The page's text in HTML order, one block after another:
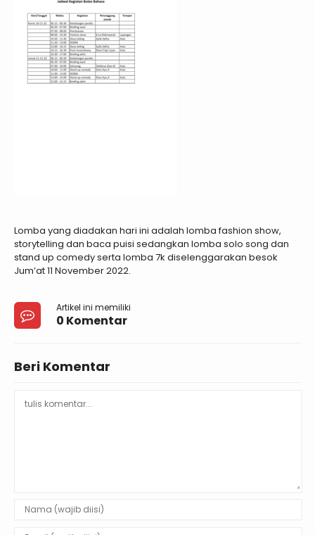
Lomba yang diadakan hari ini adalah lomba fashion show,
storytelling dan baca puisi sedangkan lomba solo song dan
stand up comedy serta lomba 7k diselenggarakan besok
Jum’at 11 November 2022.
Artikel ini memiliki
0 Komentar
Beri Komentar